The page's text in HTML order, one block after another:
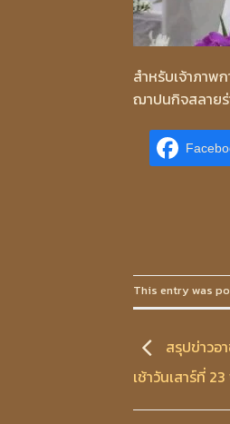
สำหรับเจ้าภาพ
ฌาปนกิจสลาย
This entry was
สรุปข่าวอ
เช้าวันเสาร์ที่